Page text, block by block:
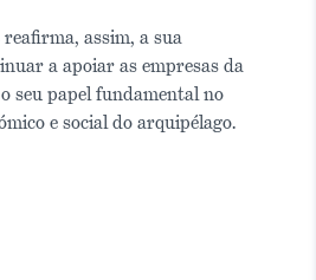
assim, a sua
a apoiar as empresas da
seu papel fundamental no
e social do arquipélago.